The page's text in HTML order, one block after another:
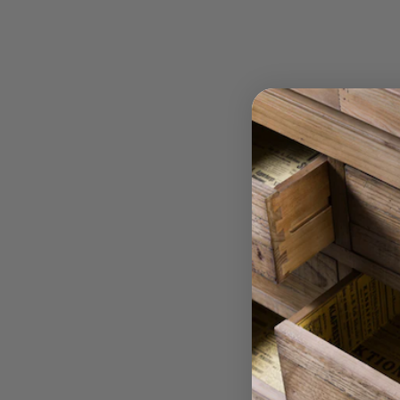
מרחק
המוביל רשאי לגבות עד 150 ש"ח
הובלה מדרום לדימונה ועד אילת
בו סופק בלבד ובאריזתו המקורית ולא הורכב . עם
הלקוח יאפשר לנציג החברה לבחון את תקינות
ויימצא כי נעשה במוצרים שימוש ו/או המוצר
כלשהי – לא תתאפשר ללקוח ביטול העסקה/ החלפה
לחברה . עם ביטול המוצר יחוייב הלקוח בדמי
לעיל.
החזרת המוצרים לחברה יחוייב הלקוח בנוסף בגין
המוצר.
מזרון*: